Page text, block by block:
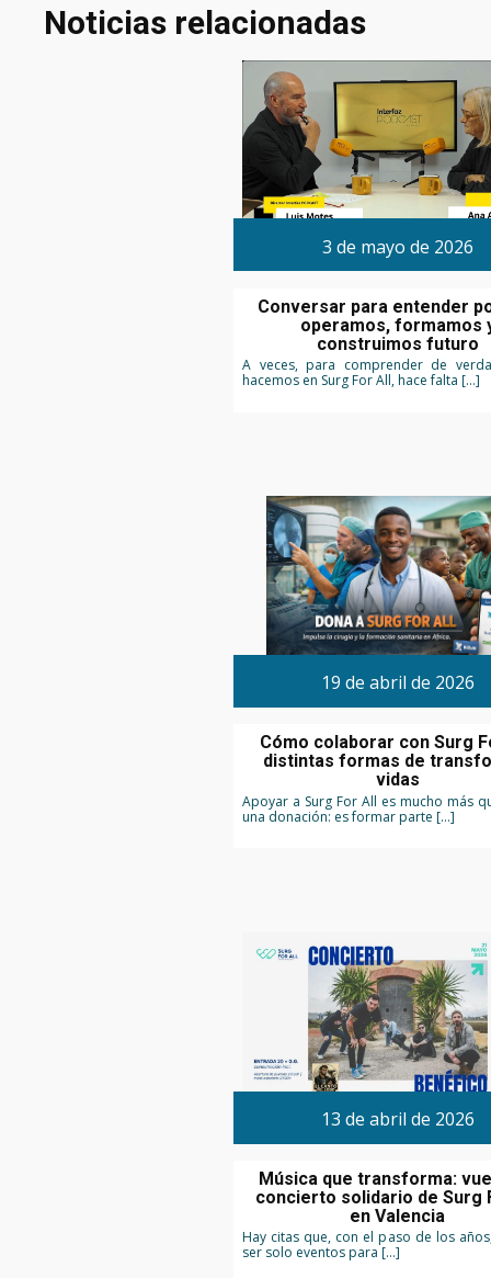
Noticias relacionadas
3 de mayo de 2026
Conversar para entender
operamos, formamos
construimos futuro
A veces, para comprender de
hacemos en Surg For All, hace falta […]
19 de abril de 2026
Cómo colaborar con Surg
distintas formas de
vidas
Apoyar a Surg For All es mucho más
una donación: es formar parte […]
13 de abril de 2026
Música que transforma:
concierto solidario de Surg
en Valencia
Hay citas que, con el paso de los
ser solo eventos para […]